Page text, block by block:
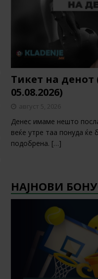
Тикет на денот
05.08.2026)
август 5, 2026
Денес имаме нешто
веќе утре таа понуда ќе
подобрена. […]
НАЈНОВИ